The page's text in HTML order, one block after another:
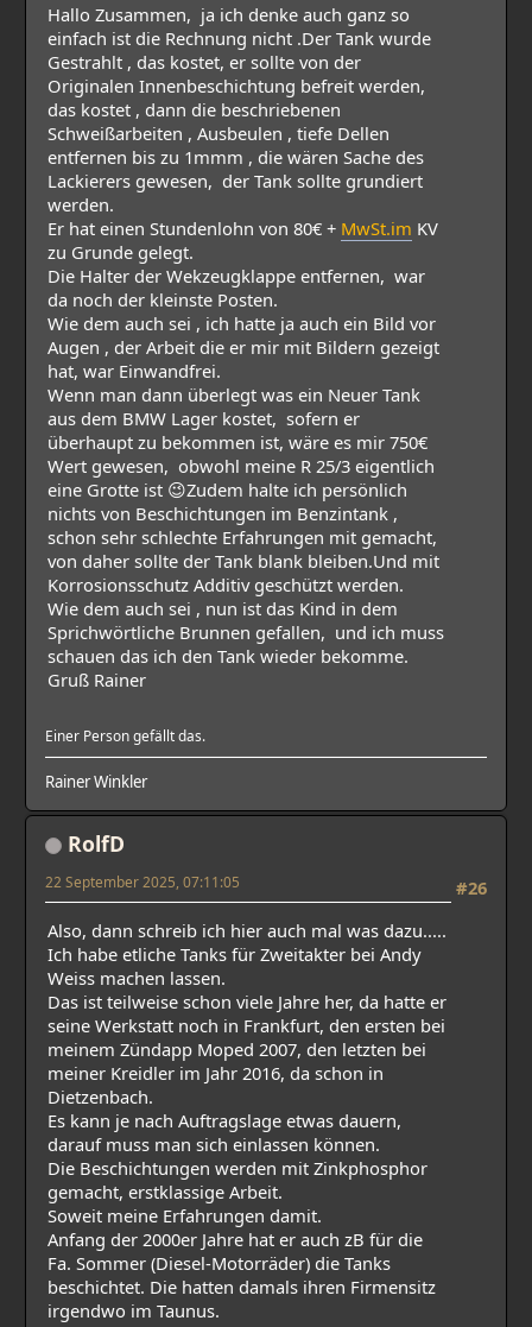
Hallo Zusammen, ja ich denke auch ganz so
einfach ist die Rechnung nicht .Der Tank wurde
Gestrahlt , das kostet, er sollte von der
Originalen Innenbeschichtung befreit werden,
das kostet , dann die beschriebenen
Schweißarbeiten , Ausbeulen , tiefe Dellen
entfernen bis zu 1mmm , die wären Sache des
Lackierers gewesen, der Tank sollte grundiert
werden.
Er hat einen Stundenlohn von 80€ + MwSt.im KV
zu Grunde gelegt.
Die Halter der Wekzeugklappe entfernen, war
da noch der kleinste Posten.
Wie dem auch sei , ich hatte ja auch ein Bild vor
Augen , der Arbeit die er mir mit Bildern gezeigt
hat, war Einwandfrei.
Wenn man dann überlegt was ein Neuer Tank
aus dem BMW Lager kostet, sofern er
überhaupt zu bekommen ist, wäre es mir 750€
Wert gewesen, obwohl meine R 25/3 eigentlich
eine Grotte ist 😉Zudem halte ich persönlich
nichts von Beschichtungen im Benzintank ,
schon sehr schlechte Erfahrungen mit gemacht,
von daher sollte der Tank blank bleiben.Und mit
Korrosionsschutz Additiv geschützt werden.
Wie dem auch sei , nun ist das Kind in dem
Sprichwörtliche Brunnen gefallen, und ich muss
schauen das ich den Tank wieder bekomme.
Gruß Rainer
Einer Person gefällt das.
Rainer Winkler
RolfD
#26
22 September 2025, 07:11:05
Also, dann schreib ich hier auch mal was dazu.....
Ich habe etliche Tanks für Zweitakter bei Andy
Weiss machen lassen.
Das ist teilweise schon viele Jahre her, da hatte er
seine Werkstatt noch in Frankfurt, den ersten bei
meinem Zündapp Moped 2007, den letzten bei
meiner Kreidler im Jahr 2016, da schon in
Dietzenbach.
Es kann je nach Auftragslage etwas dauern,
darauf muss man sich einlassen können.
Die Beschichtungen werden mit Zinkphosphor
gemacht, erstklassige Arbeit.
Soweit meine Erfahrungen damit.
Anfang der 2000er Jahre hat er auch zB für die
Fa. Sommer (Diesel-Motorräder) die Tanks
beschichtet. Die hatten damals ihren Firmensitz
irgendwo im Taunus.